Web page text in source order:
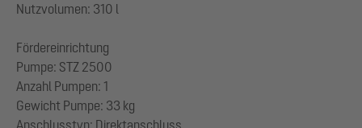
Nutzvolumen: 310 l
Fördereinrichtung
Pumpe: STZ 2500
Anzahl Pumpen: 1
Gewicht Pumpe: 33 kg
Anschlusstyp: Direktanschluss